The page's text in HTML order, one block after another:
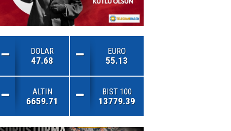
DOLAR
47.68
EURO
55.13
ALTIN
6659.71
BIST 100
13779.39